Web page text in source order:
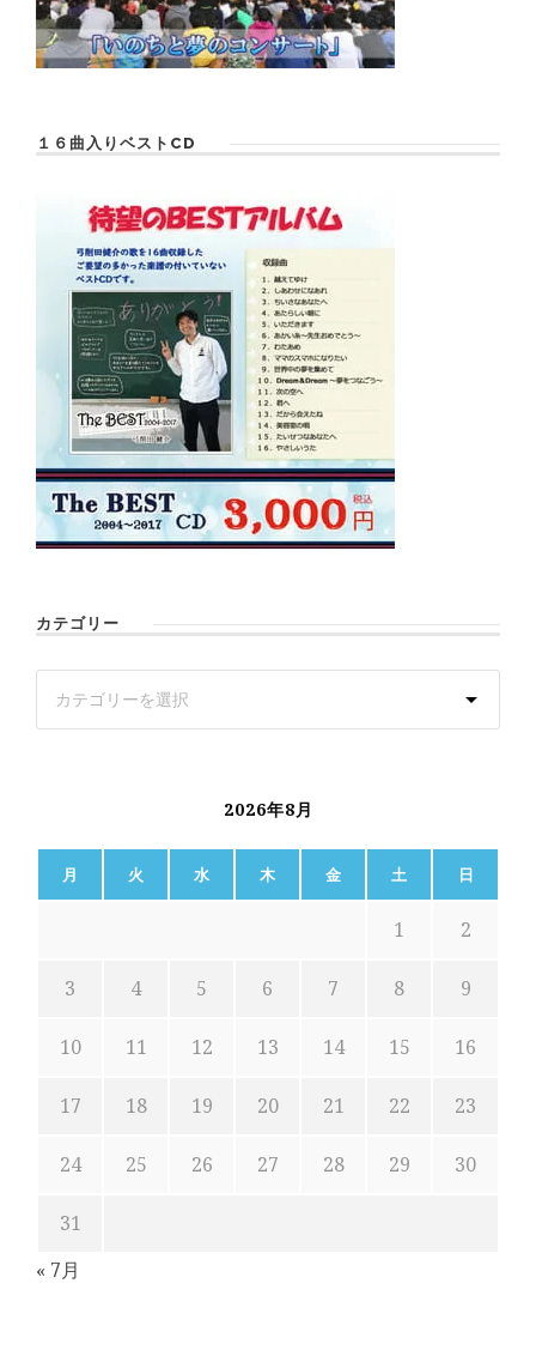
１６曲入りベストCD
カテゴリー
2026年8月
月 火 水 木 金 土 日
1 2
3 4 5 6 7 8 9
10 11 12 13 14 15 16
17 18 19 20 21 22 23
24 25 26 27 28 29 30
31
« 7月